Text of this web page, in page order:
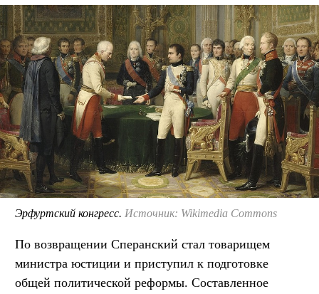
Эрфуртский конгресс. Источник: Wikimedia Commons
По возвращении Сперанский стал товарищем
министра юстиции и приступил к подготовке
общей политической реформы. Составленное